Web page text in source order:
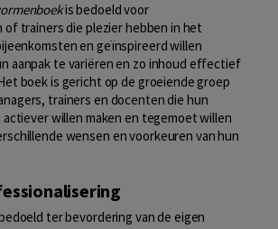
is bedoeld voor
of trainers die plezier hebben in het
en geïnspireerd willen
aanpak te variëren en zo inhoud effectief
boek is gericht op de groeiende groep
trainers en docenten die hun
willen maken en tegemoet willen
wensen en voorkeuren van hun
ter bevordering van de eigen